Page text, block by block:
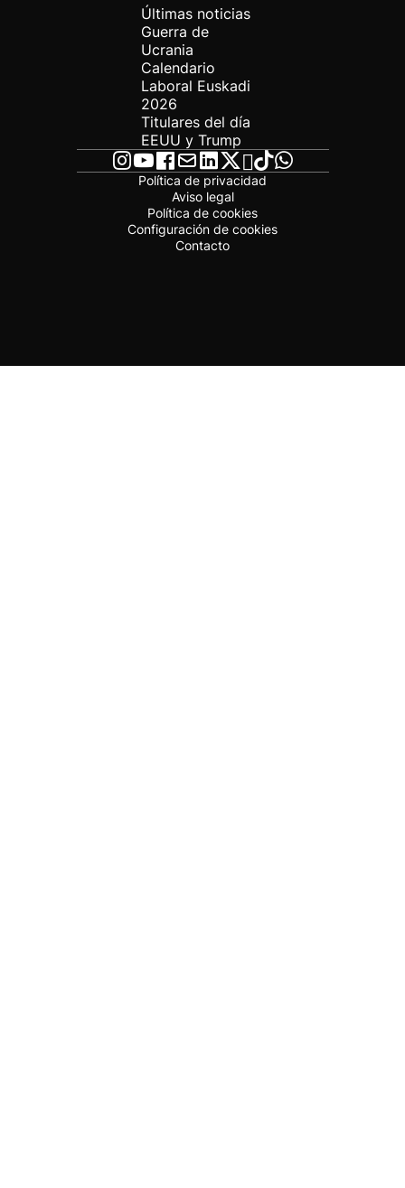
Últimas noticias
Guerra de
Ucrania
Calendario
Laboral Euskadi
2026
Titulares del día
EEUU y Trump
Política de privacidad
Aviso legal
Política de cookies
Configuración de cookies
Contacto